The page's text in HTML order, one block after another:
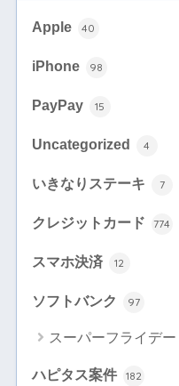
Apple 40
iPhone 98
PayPay 15
Uncategorized 4
いきなりステーキ 7
クレジットカード 774
スマホ決済 12
ソフトバンク 97
スーパーフライデー
ハピタス案件 182